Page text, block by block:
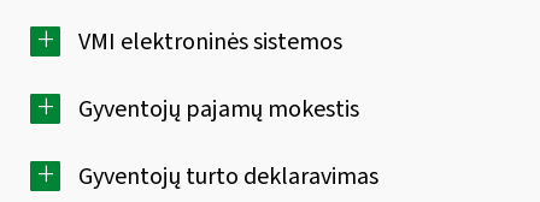
+ VMI elektroninės sistemos
+ Gyventojų pajamų mokestis
+ Gyventojų turto deklaravimas